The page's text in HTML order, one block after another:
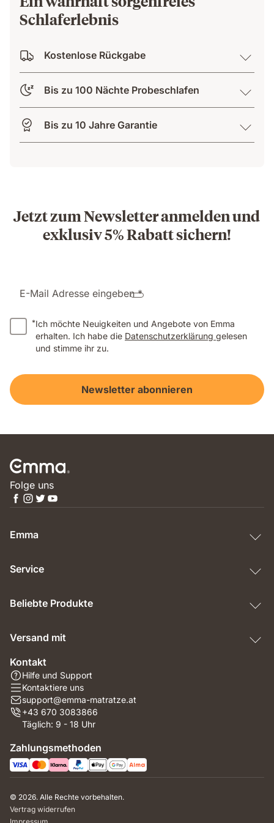
Schlaferlebnis
Kostenlose Rückgabe
Bis zu 100 Nächte Probeschlafen
Bis zu 10 Jahre Garantie
Jetzt zum Newsletter anmelden und
exklusiv 5% Rabatt sichern!
E-Mail Adresse eingeben *
*Ich möchte Neuigkeiten und Angebote von Emma
erhalten. Ich habe die Datenschutzerklärung gelesen
und stimme ihr zu.
Newsletter abonnieren
Folge uns
Emma
Service
Beliebte Produkte
Versand mit
Kontakt
Hilfe und Support
Kontaktiere uns
support@emma-matratze.at
+43 670 3083866
Täglich: 9 - 18 Uhr
Zahlungsmethoden
© 2026. Alle Rechte vorbehalten.
Vertrag widerrufen